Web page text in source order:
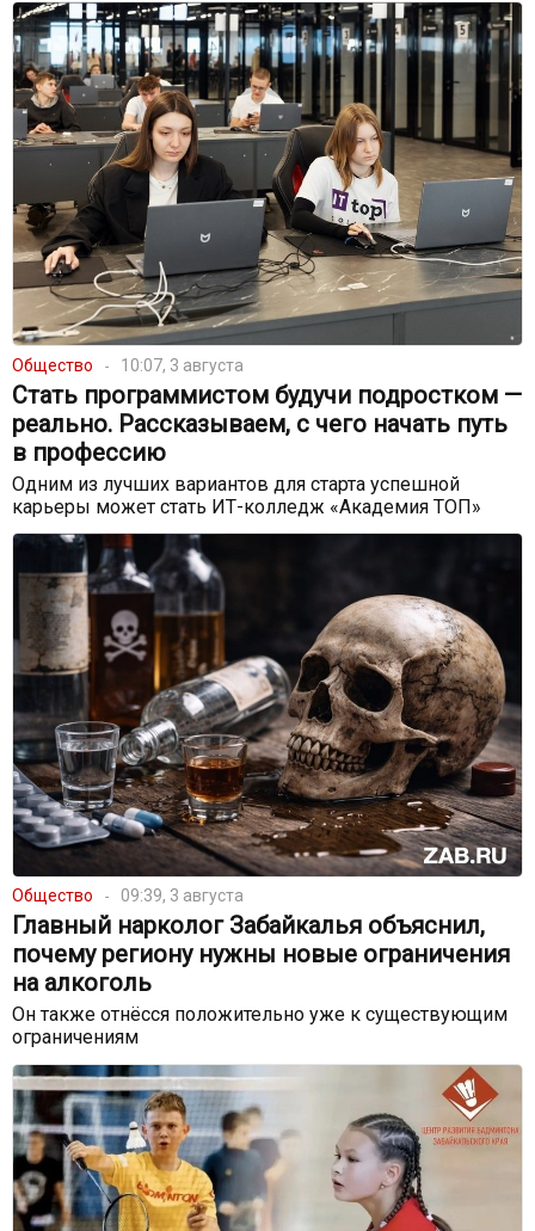
Общество 10:07, 3 августа
Стать программистом будучи подростком —
реально. Рассказываем, с чего начать путь
в профессию
Одним из лучших вариантов для старта успешной
карьеры может стать ИТ-колледж «Академия ТОП»
Общество 09:39, 3 августа
Главный нарколог Забайкалья объяснил,
почему региону нужны новые ограничения
на алкоголь
Он также отнёсся положительно уже к существующим
ограничениям